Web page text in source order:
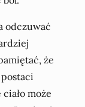
odczuwać
że
może